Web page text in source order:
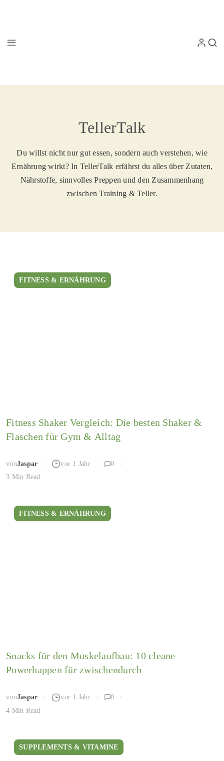
TellerTalk
Du willst nicht nur gut essen, sondern auch verstehen, wie
Ernährung wirkt? In TellerTalk erfährst du alles über Zutaten,
Nährstoffe, sinnvolles Preppen und den Zusammenhang
zwischen Training & Teller.
FITNESS & ERNÄHRUNG
Fitness Shaker Vergleich: Die besten Shaker &
Flaschen für Gym & Alltag
vonJaspar vor 1 Jahr
0
3 Min Read
FITNESS & ERNÄHRUNG
Snacks für den Muskelaufbau: 10 cleane
Powerhappen für zwischendurch
vonJaspar vor 1 Jahr
0
4 Min Read
SUPPLEMENTS & VITAMINE